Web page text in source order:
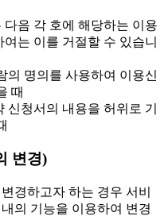
음 각 호에 해당하는 이용
는 이를 거절할 수 있습니
의 명의를 사용하여 이용신
때
신청서의 내용을 허위로 기
변경)
경하고자 하는 경우 서비
의 기능을 이용하여 변경